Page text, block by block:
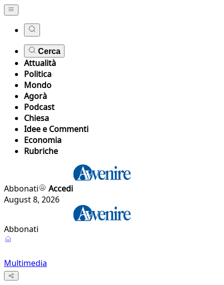
Cerca
Attualità
Politica
Mondo
Agorà
Podcast
Chiesa
Idee e Commenti
Economia
Rubriche
Abbonati
Accedi
August 8, 2026
Abbonati
Multimedia